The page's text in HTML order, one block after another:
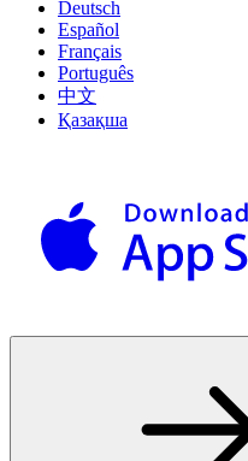
Deutsch
Español
Français
Português
中文
Қазақша